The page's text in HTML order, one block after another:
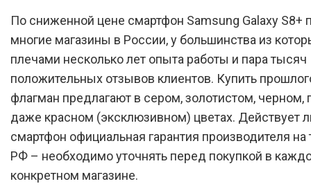
По сниженной цене смартфон Samsung Galaxy S8+
многие магазины в России, у большинства из
плечами несколько лет опыта работы и пара тысяч
положительных отзывов клиентов. Купить
флагман предлагают в сером, золотистом, черном,
даже красном (эксклюзивном) цветах. Действует
смартфон официальная гарантия производителя на
РФ – необходимо уточнять перед покупкой в
конкретном магазине.